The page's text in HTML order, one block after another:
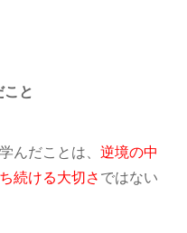
こと
んだことは、逆境の中
続ける大切さ ではない